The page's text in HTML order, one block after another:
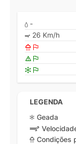
-
26 Km/h
LEGENDA
Geada
Condições